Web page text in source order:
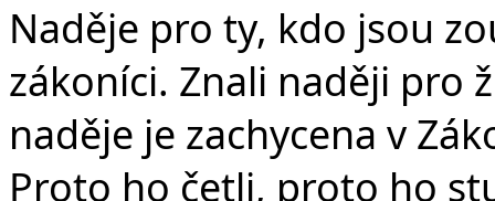
Naděje pro ty, kdo jsou
zákoníci. Znali naději pro
naděje je zachycena v
Proto ho četli, proto ho